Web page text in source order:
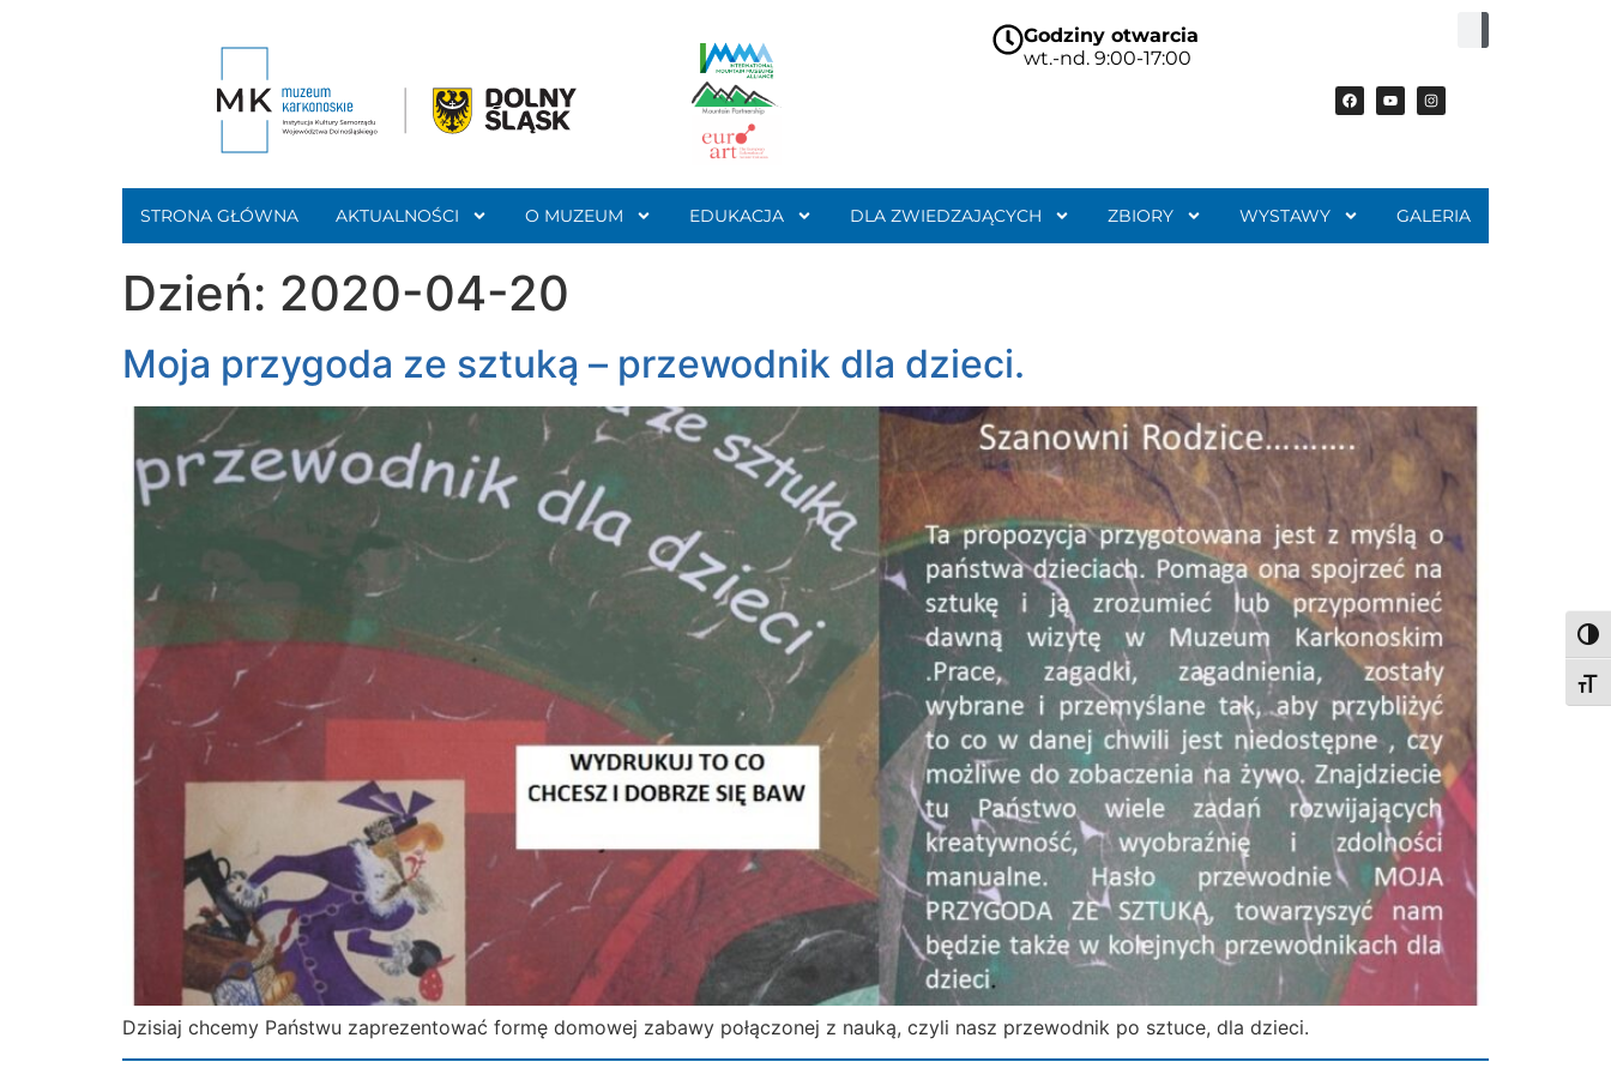
Godziny otwarcia
wt.-nd. 9:00-17:00
STRONA GŁÓWNA AKTUALNOŚCI O MUZEUM EDUKACJA DLA ZWIEDZAJĄCYCH ZBIORY WYSTAWY GALERIA
Dzień: 2020-04-20
Moja przygoda ze sztuką – przewodnik dla dzieci.
Dzisiaj chcemy Państwu zaprezentować formę domowej zabawy połączonej z nauką, czyli nasz przewodnik po sztuce, dla dzieci.